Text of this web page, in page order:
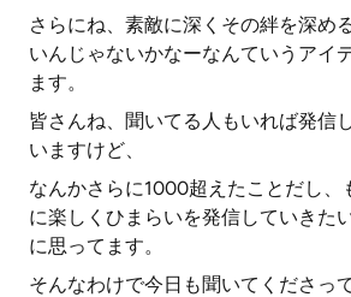
さらにね、素敵に深くその絆を深め
いんじゃないかなーなんていうアイ
ます。
皆さんね、聞いてる人もいれば発信
いますけど、
なんかさらに1000超えたことだし、
に楽しくひまらいを発信していきた
に思ってます。
そんなわけで今日も聞いてくださっ